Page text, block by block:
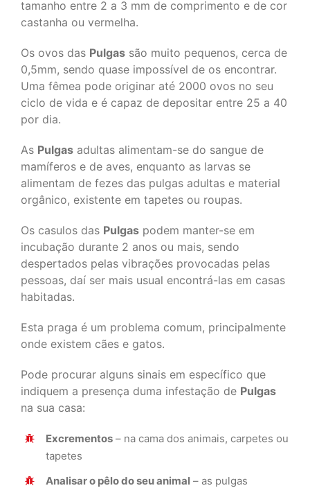
tamanho entre 2 a 3 mm de comprimento e de cor
castanha ou vermelha.
Os ovos das Pulgas são muito pequenos, cerca de
0,5mm, sendo quase impossível de os encontrar.
Uma fêmea pode originar até 2000 ovos no seu
ciclo de vida e é capaz de depositar entre 25 a 40
por dia.
As Pulgas adultas alimentam-se do sangue de
mamíferos e de aves, enquanto as larvas se
alimentam de fezes das pulgas adultas e material
orgânico, existente em tapetes ou roupas.
Os casulos das Pulgas podem manter-se em
incubação durante 2 anos ou mais, sendo
despertados pelas vibrações provocadas pelas
pessoas, daí ser mais usual encontrá-las em casas
habitadas.
Esta praga é um problema comum, principalmente
onde existem cães e gatos.
Pode procurar alguns sinais em específico que
indiquem a presença duma infestação de Pulgas
na sua casa:
Excrementos – na cama dos animais, carpetes ou
tapetes
Analisar o pêlo do seu animal – as pulgas